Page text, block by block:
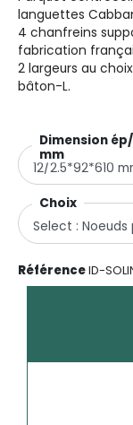
languettes
4 chanfreins
fabrication
2 largeurs au
bâton-L.
Dimension
mm
Choix
RéférenceID-